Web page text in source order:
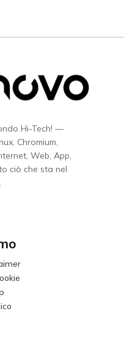
Hi-Tech! —
Chromium,
Web, App,
ciò che sta nel